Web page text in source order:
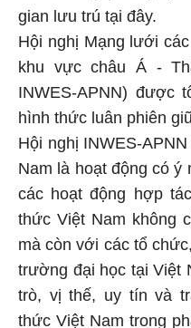
gian lưu trú tại đây.
Hội nghị Mạng lưới
khu vực châu Á -
INWES-APNN) được
hình thức luân phiên
Hội nghị INWES-
Nam là hoạt động có ý
các hoạt động hợp
thức Việt Nam không
mà còn với các tổ
trường đại học tại Việt
trò, vị thế, uy tín và
thức Việt Nam trong